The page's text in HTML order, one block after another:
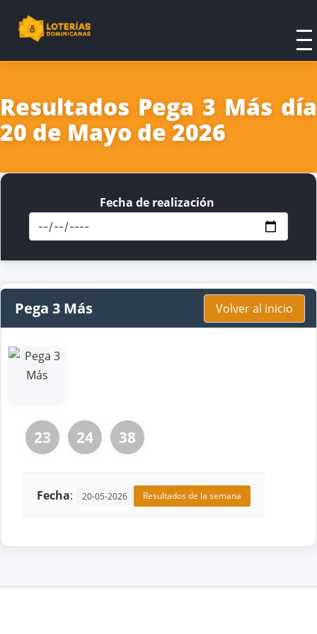
Resultados Pega 3 Más día
20 de Mayo de 2026
Fecha de realización
Pega 3 Más Volver al inicio
23 24 38
Fecha: 20-05-2026 Resultados de la semana